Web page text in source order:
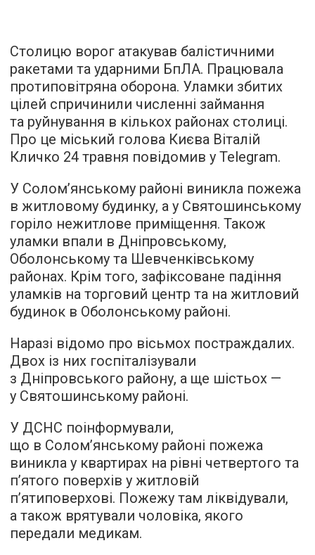
Столицю ворог атакував балістичними
ракетами та ударними БпЛА. Працювала
протиповітряна оборона. Уламки збитих
цілей спричинили численні займання
та руйнування в кількох районах столиці.
Про це міський голова Києва Віталій
Кличко 24 травня повідомив у Telegram.
У Солом’янському районі виникла пожежа
в житловому будинку, а у Святошинському
горіло нежитлове приміщення. Також
уламки впали в Дніпровському,
Оболонському та Шевченківському
районах. Крім того, зафіксоване падіння
уламків на торговий центр та на житловий
будинок в Оболонському районі.
Наразі відомо про вісьмох постраждалих.
Двох із них госпіталізували
з Дніпровського району, а ще шістьох —
у Святошинському районі.
У ДСНС поінформували,
що в Солом’янському районі пожежа
виникла у квартирах на рівні четвертого та
п’ятого поверхів у житловій
п’ятиповерхові. Пожежу там ліквідували,
а також врятували чоловіка, якого
передали медикам.